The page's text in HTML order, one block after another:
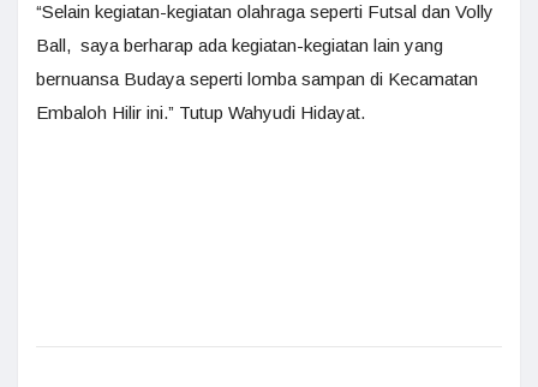
“Selain kegiatan-kegiatan olahraga seperti Futsal dan Volly
Ball, saya berharap ada kegiatan-kegiatan lain yang
bernuansa Budaya seperti lomba sampan di Kecamatan
Embaloh Hilir ini.” Tutup Wahyudi Hidayat.